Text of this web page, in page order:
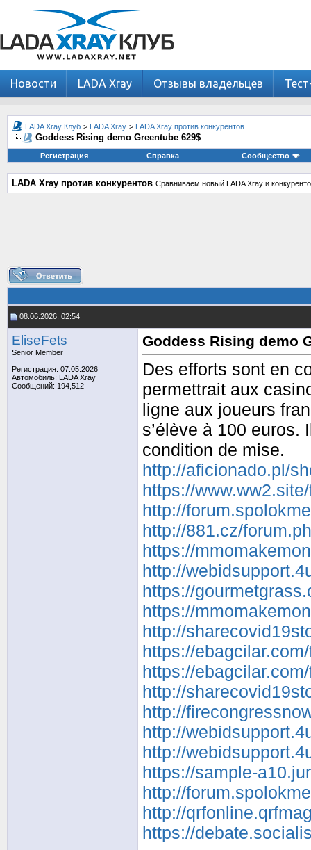
Новости LADA Xray Отзывы владельцев
LADA Xray Клуб > LADA Xray > LADA Xray против конкурентов
Goddess Rising demo Greentube 629$
Регистрация Справка Сообщество
LADA Xray против конкурентов Сравниваем новый LADA Xray и
08.06.2026, 02:54
EliseFets
Senior Member
Регистрация: 07.05.2026
Автомобиль: LADA Xray
Сообщений: 194,512
Goddess Rising demo
Des efforts sont en
permettrait aux
ligne aux joueurs
s’élève à 100
condition de mise.
http://aficionado.pl/
https://
http://
http://881.cz/
https://
http://
https://
https://
http://
https://
https://
http://
http://
http://
http://
https://sample-
http://
http://
https://